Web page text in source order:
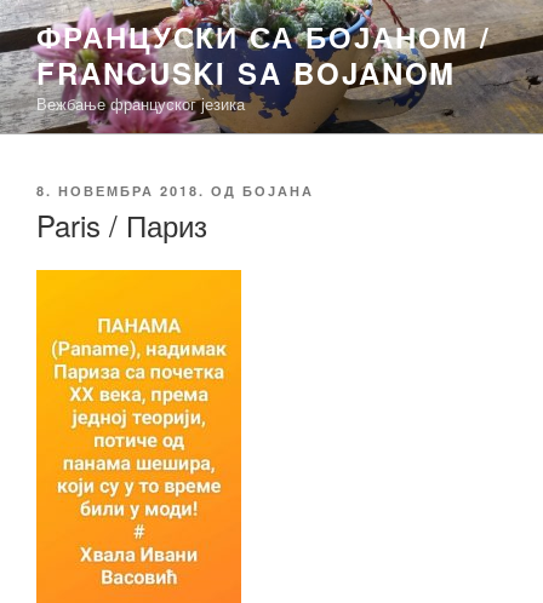
Скочи
на
садржај
ФРАНЦУСКИ СА БОЈАНОМ /
FRANCUSKI SA BOJANOM
Вежбање француског језика
ОБЈАВЉЕНО
8. НОВЕМБРА 2018. ОД БОЈАНА
Paris / Париз